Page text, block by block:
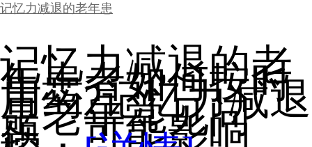
记忆力减退的老年患
记忆力减退的老
年患者如何按时
用药?记忆力减退
是老年常见问
题，可能影响